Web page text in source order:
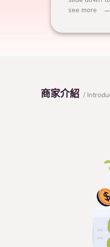
see more
商家介紹 /